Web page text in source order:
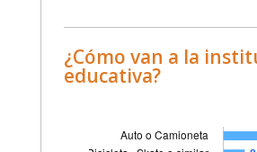
¿Cómo van a la
educativa?